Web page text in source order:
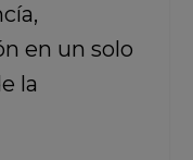
en un solo
la